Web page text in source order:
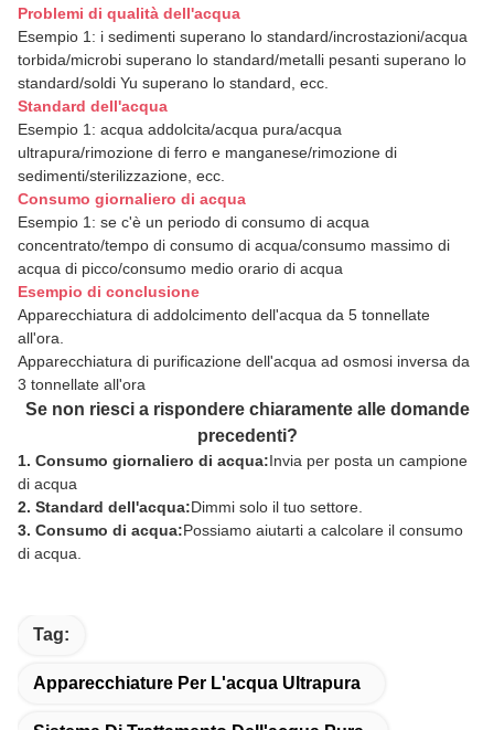
Problemi di qualità dell'acqua
Esempio 1: i sedimenti superano lo standard/incrostazioni/acqua
torbida/microbi superano lo standard/metalli pesanti superano lo
standard/soldi Yu superano lo standard, ecc.
Standard dell'acqua
Esempio 1: acqua addolcita/acqua pura/acqua
ultrapura/rimozione di ferro e manganese/rimozione di
sedimenti/sterilizzazione, ecc.
Consumo giornaliero di acqua
Esempio 1: se c'è un periodo di consumo di acqua
concentrato/tempo di consumo di acqua/consumo massimo di
acqua di picco/consumo medio orario di acqua
Esempio di conclusione
Apparecchiatura di addolcimento dell'acqua da 5 tonnellate
all'ora.
Apparecchiatura di purificazione dell'acqua ad osmosi inversa da
3 tonnellate all'ora
Se non riesci a rispondere chiaramente alle domande
precedenti?
1. Consumo giornaliero di acqua:Invia per posta un campione
di acqua
2. Standard dell'acqua:Dimmi solo il tuo settore.
3. Consumo di acqua:Possiamo aiutarti a calcolare il consumo
di acqua.
Tag:
Apparecchiature Per L'acqua Ultrapura